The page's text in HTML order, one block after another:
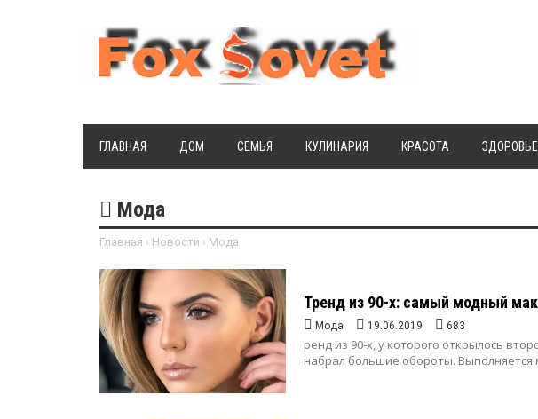
ГЛАВНАЯ ДОМ СЕМЬЯ КУЛИНАРИЯ КРАСОТА ЗДОРОВЬЕ
Мода
Главная › Новости › Мода
Тренд из 90-х: самый модный
Мода 19.06.2019 683
ренд из 90-х, у которого открылось
набрал большие обороты.